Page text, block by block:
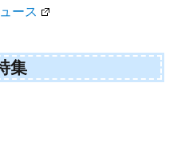
ース
集